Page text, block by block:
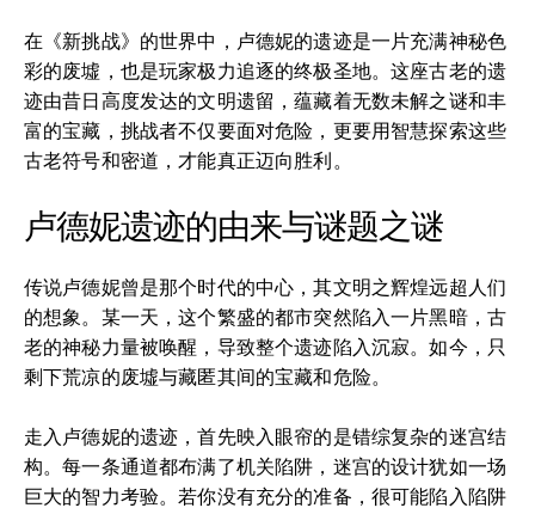
在《新挑战》的世界中，卢德妮的遗迹是一片充满神秘色
彩的废墟，也是玩家极力追逐的终极圣地。这座古老的遗
迹由昔日高度发达的文明遗留，蕴藏着无数未解之谜和丰
富的宝藏，挑战者不仅要面对危险，更要用智慧探索这些
古老符号和密道，才能真正迈向胜利。
卢德妮遗迹的由来与谜题之谜
传说卢德妮曾是那个时代的中心，其文明之辉煌远超人们
的想象。某一天，这个繁盛的都市突然陷入一片黑暗，古
老的神秘力量被唤醒，导致整个遗迹陷入沉寂。如今，只
剩下荒凉的废墟与藏匿其间的宝藏和危险。
走入卢德妮的遗迹，首先映入眼帘的是错综复杂的迷宫结
构。每一条通道都布满了机关陷阱，迷宫的设计犹如一场
巨大的智力考验。若你没有充分的准备，很可能陷入陷阱